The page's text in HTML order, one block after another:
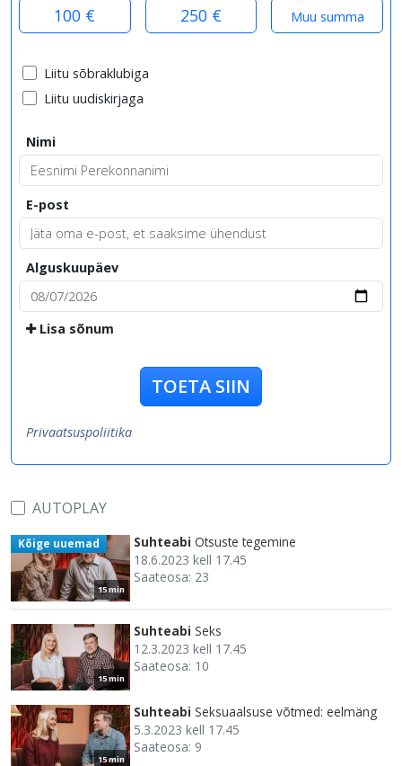
100 € 250 €
Liitu sõbraklubiga
Liitu uudiskirjaga
Nimi
E-post
Alguskuupäev
Lisa sõnum
TOETA SIIN
Privaatsuspoliitika
AUTOPLAY
15 min
Kõige uuemad Suhteabi Otsuste tegemine
18.6.2023 kell 17.45
Saateosa: 23
15 min
Suhteabi Seks
12.3.2023 kell 17.45
Saateosa: 10
15 min
Suhteabi Seksuaalsuse võtmed: eelmäng
5.3.2023 kell 17.45
Saateosa: 9